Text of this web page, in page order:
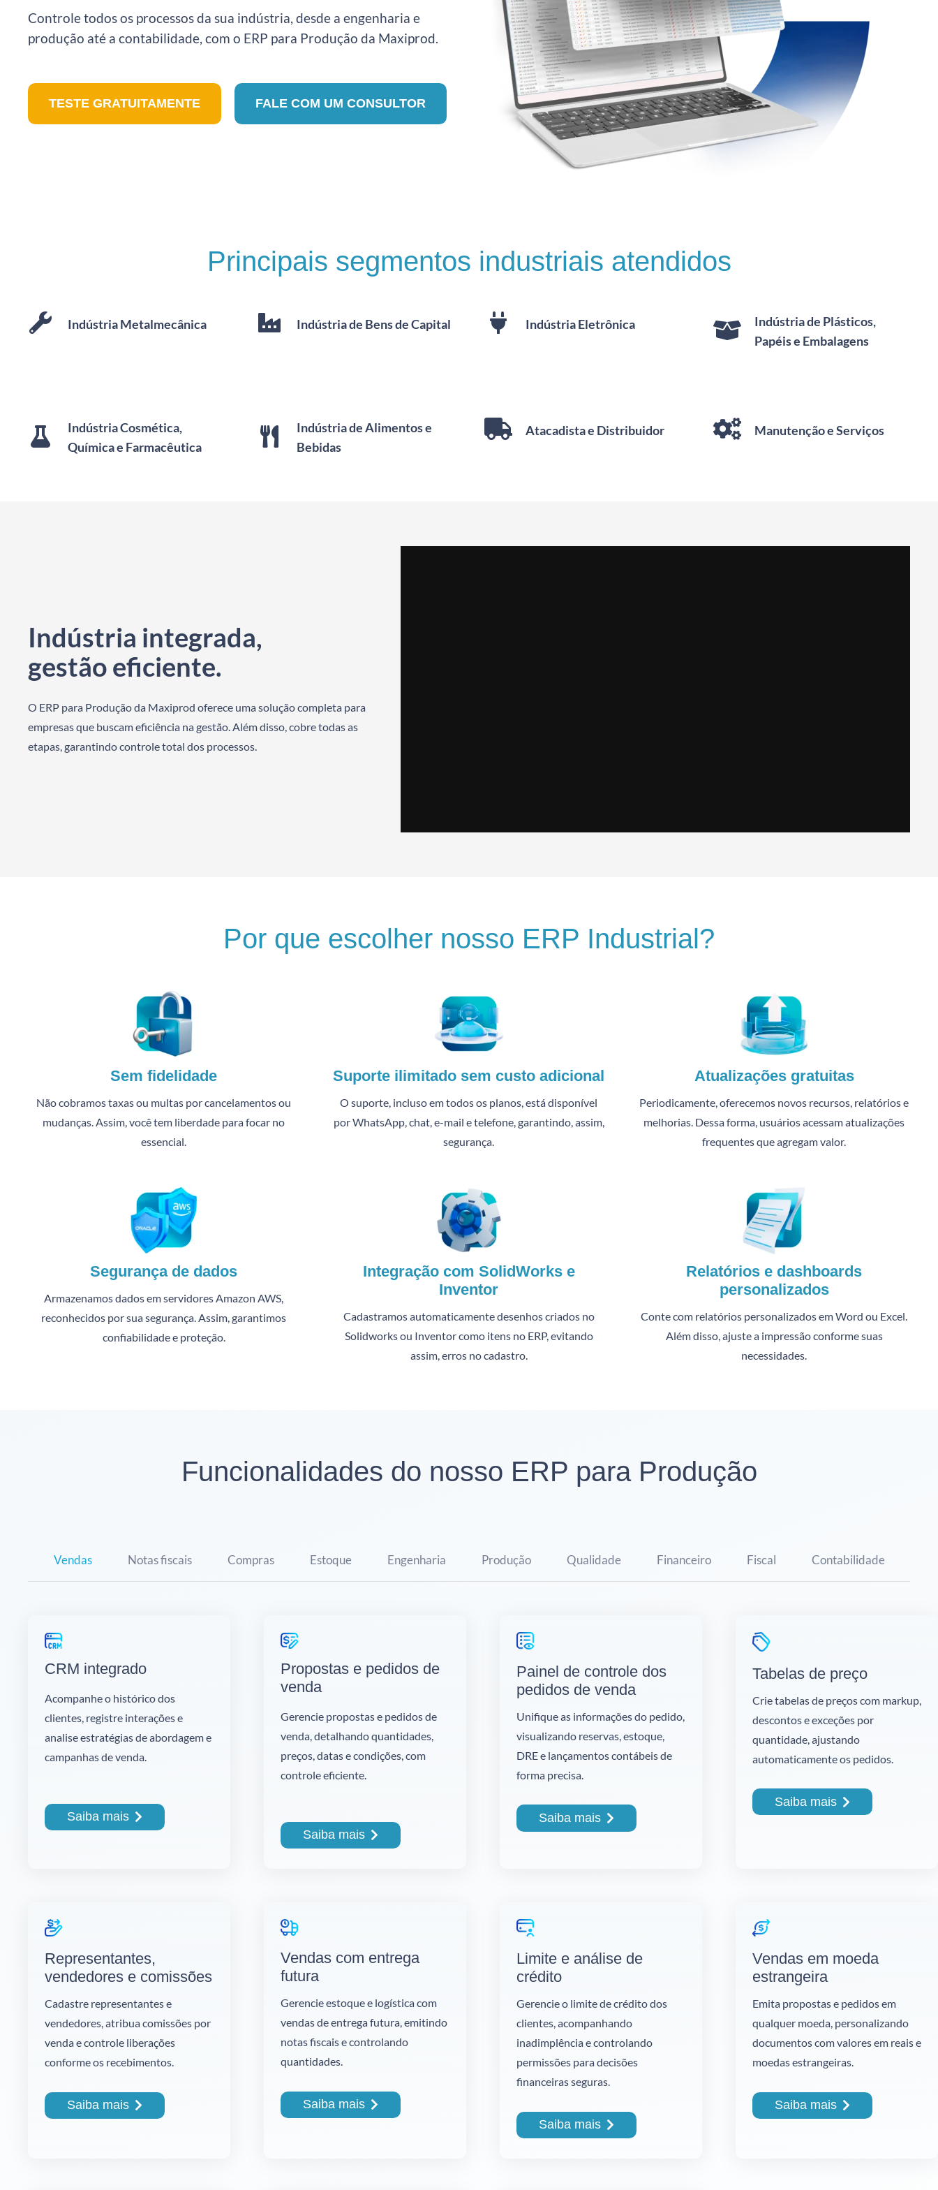
Controle todos os processos da sua indústria, desde a engenharia e
produção até a contabilidade, com o ERP para Produção da Maxiprod.
TESTE GRATUITAMENTE FALE COM UM CONSULTOR
Principais segmentos industriais atendidos
Indústria Metalmecânica Indústria de Bens de Capital Indústria Eletrônica
Indústria de Plásticos,
Papéis e Embalagens
Indústria Cosmética,
Química e Farmacêutica
Indústria de Alimentos e
Bebidas
Atacadista e Distribuidor Manutenção e Serviços
Indústria integrada,
gestão eficiente.
O ERP para Produção da Maxiprod oferece uma solução completa para
empresas que buscam eficiência na gestão. Além disso, cobre todas as
etapas, garantindo controle total dos processos.
Por que escolher nosso ERP Industrial?
Sem fidelidade
Não cobramos taxas ou multas por cancelamentos ou
mudanças. Assim, você tem liberdade para focar no
essencial.
Suporte ilimitado sem custo adicional
O suporte, incluso em todos os planos, está disponível
por WhatsApp, chat, e-mail e telefone, garantindo, assim,
segurança.
Atualizações gratuitas
Periodicamente, oferecemos novos recursos, relatórios e
melhorias. Dessa forma, usuários acessam atualizações
frequentes que agregam valor.
Segurança de dados
Armazenamos dados em servidores Amazon AWS,
reconhecidos por sua segurança. Assim, garantimos
confiabilidade e proteção.
Integração com SolidWorks e
Inventor
Cadastramos automaticamente desenhos criados no
Solidworks ou Inventor como itens no ERP, evitando
assim, erros no cadastro.
Relatórios e dashboards
personalizados
Conte com relatórios personalizados em Word ou Excel.
Além disso, ajuste a impressão conforme suas
necessidades.
Funcionalidades do nosso ERP para Produção
Vendas Notas fiscais Compras Estoque Engenharia Produção Qualidade Financeiro Fiscal Contabilidade
CRM integrado
Acompanhe o histórico dos
clientes, registre interações e
analise estratégias de abordagem e
campanhas de venda.
Saiba mais
Propostas e pedidos de
venda
Gerencie propostas e pedidos de
venda, detalhando quantidades,
preços, datas e condições, com
controle eficiente.
Saiba mais
Painel de controle dos
pedidos de venda
Unifique as informações do pedido,
visualizando reservas, estoque,
DRE e lançamentos contábeis de
forma precisa.
Saiba mais
Tabelas de preço
Crie tabelas de preços com markup,
descontos e exceções por
quantidade, ajustando
automaticamente os pedidos.
Saiba mais
Representantes,
vendedores e comissões
Cadastre representantes e
vendedores, atribua comissões por
venda e controle liberações
conforme os recebimentos.
Saiba mais
Vendas com entrega
futura
Gerencie estoque e logística com
vendas de entrega futura, emitindo
notas fiscais e controlando
quantidades.
Saiba mais
Limite e análise de
crédito
Gerencie o limite de crédito dos
clientes, acompanhando
inadimplência e controlando
permissões para decisões
financeiras seguras.
Saiba mais
Vendas em moeda
estrangeira
Emita propostas e pedidos em
qualquer moeda, personalizando
documentos com valores em reais e
moedas estrangeiras.
Saiba mais